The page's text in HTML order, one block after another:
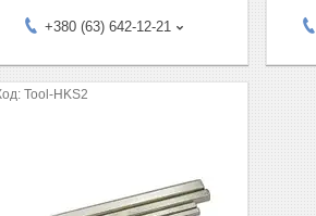
+380 (63) 642-12-21
Tool-HKS2